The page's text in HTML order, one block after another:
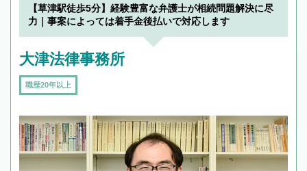
【草津駅徒歩5分】経験豊富な弁護士が相続問題解決に尽
力｜事案によっては着手金後払いで対応します
大津法律事務所
職歴20年以上